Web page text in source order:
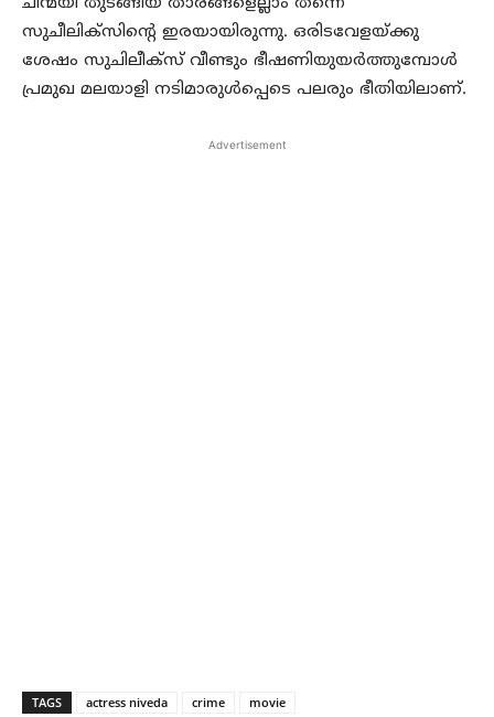
സുചീലിക്‌സിന്റെ ഇരയായിരുന്നു. ഒരിടവേളയ്ക്കു
ശേഷം സുചിലീക്സ് വീണ്ടും ഭീഷണിയുയര്‍ത്തുമ്പോള്‍
പ്രമുഖ മലയാളി നടിമാരുള്‍പ്പെടെ പലരും ഭീതിയിലാണ്.
Advertisement
TAGS actress niveda crime movie